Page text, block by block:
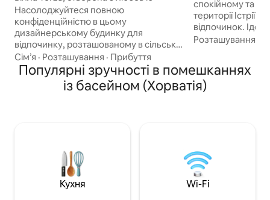
Насолоджуйтеся повною
конфіденційністю в цьому
дизайнерському будинку для
відпочинку, розташованому в сільській
місцевості, ідеально підходить для пар
або сімей. Будинок площею 109 кв. м
на ділянці 750 кв. м. У будинку є дві
комфортабельні спальні з ванною
(1,2 милі) від усіх зручностей. Він
розташований у центральній частині
Істрії, тому є чудовою базою для
ознайомлення з усім півостровом.
Сім’я · Розташування · Прибуття
спокійному та
території Істрії
відпочинок.
відпочинку та
спокійне та
для комфорту в
зеленню. У період з червня по
тривалість
пропонуємо
підтвердити
Розташування
Популярні зручності в помешканнях
із басейном (Хорватія)
Кухня Wi-Fi